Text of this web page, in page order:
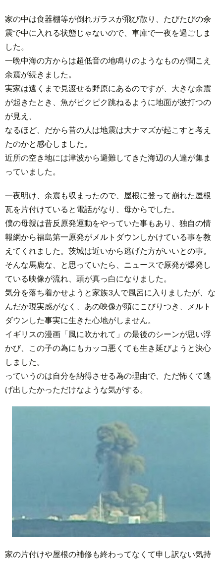
家の中は食器棚等が倒れガラスが飛び散り、たびたびの余
震で中に入れる状態じゃないので、車庫で一夜を過ごしま
した。
一晩中海の方からは超低音の地鳴りのようなものが聞こえ
余震が続きました。
実家は遠くまで見渡せる野原にあるのですが、大きな余震
が起きたとき、魚がピクピク跳ねるように地面が波打つの
が見え、
なるほど、だから昔の人は地震は大ナマズが起こすと考え
たのかと感心しました。
近所の空き地には津波から避難してきた海辺の人達が集ま
っていました。
一夜明け、余震も収まったので、屋根に登って崩れた屋根
瓦を片付けていると電話がなり、母からでした。
僕の母親は昔反原発運動をやっていた事もあり、独自の情
報網から福島第一原発がメルトダウンしかけている事を教
えてくれました。茨城は近いから逃げた方がいいとの事。
そんな馬鹿な、と思っていたら、ニュースで原発が爆発し
ている映像が流れ、頭が真っ白になりました。
気分を落ち着かせようと家族3人で風呂に入りましたが、な
んだか現実感がなく、あの映像が頭にこびりつき、メルト
ダウンした事実に生きた心地がしません。
イギリスの漫画「風に吹かれて」の最後のシーンが思い浮
かび、この子の為にもカッコ悪くても生き延びようと決心
しました。
っていうのは自分を納得させる為の理由で、ただ怖くて逃
げ出したかっただけなような気がする。
家の片付けや屋根の補修も終わってなくて申し訳ない気持